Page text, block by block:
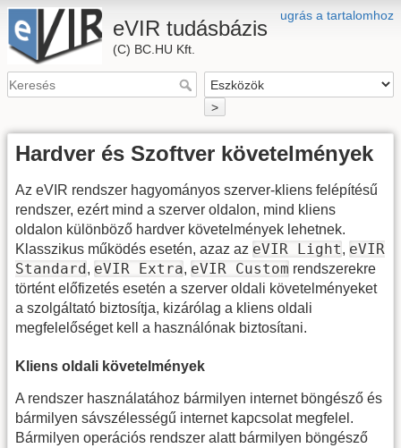
ugrás a tartalomhoz
eVIR tudásbázis
(C) BC.HU Kft.
>
Hardver és Szoftver követelmények
Az eVIR rendszer hagyományos szerver-kliens felépítésű
rendszer, ezért mind a szerver oldalon, mind kliens
oldalon különböző hardver követelmények lehetnek.
Klasszikus működés esetén, azaz az eVIR Light, eVIR
Standard, eVIR Extra, eVIR Custom rendszerekre
történt előfizetés esetén a szerver oldali követelményeket
a szolgáltató biztosítja, kizárólag a kliens oldali
megfelelőséget kell a használónak biztosítani.
Kliens oldali követelmények
A rendszer használatához bármilyen internet böngésző és
bármilyen sávszélességű internet kapcsolat megfelel.
Bármilyen operációs rendszer alatt bármilyen böngésző